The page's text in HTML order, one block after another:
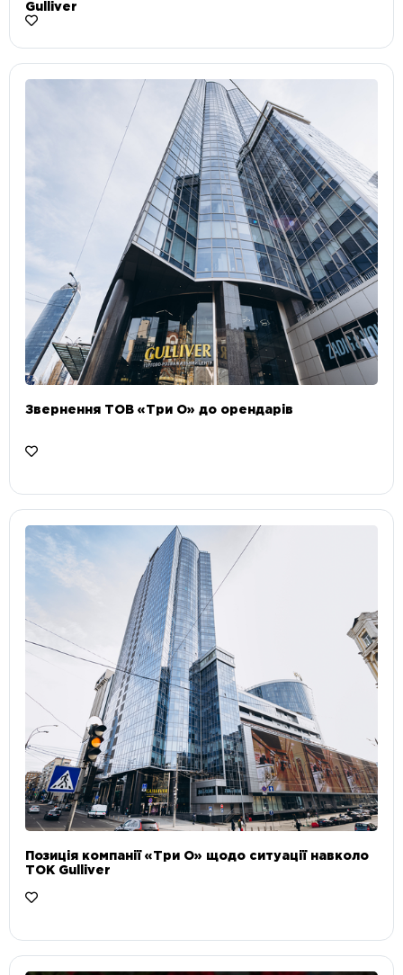
Gulliver
Звернення ТОВ «Три О» до орендарів
Позиція компанії «Три О» щодо ситуації навколо
ТОК Gulliver